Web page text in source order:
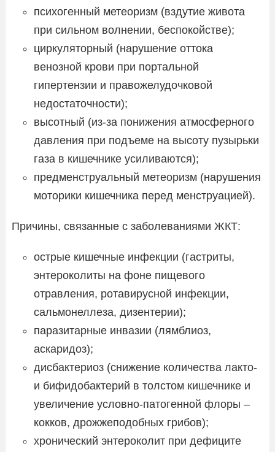
психогенный метеоризм (вздутие живота
при сильном волнении, беспокойстве);
циркуляторный (нарушение оттока
венозной крови при портальной
гипертензии и правожелудочковой
недостаточности);
высотный (из-за понижения атмосферного
давления при подъеме на высоту пузырьки
газа в кишечнике усиливаются);
предменструальный метеоризм (нарушения
моторики кишечника перед менструацией).
Причины, связанные с заболеваниями ЖКТ:
острые кишечные инфекции (гастриты,
энтероколиты на фоне пищевого
отравления, ротавирусной инфекции,
сальмонеллеза, дизентерии);
паразитарные инвазии (лямблиоз,
аскаридоз);
дисбактериоз (снижение количества лакто-
и бифидобактерий в толстом кишечнике и
увеличение условно-патогенной флоры –
кокков, дрожжеподобных грибов);
хронический энтероколит при дефиците